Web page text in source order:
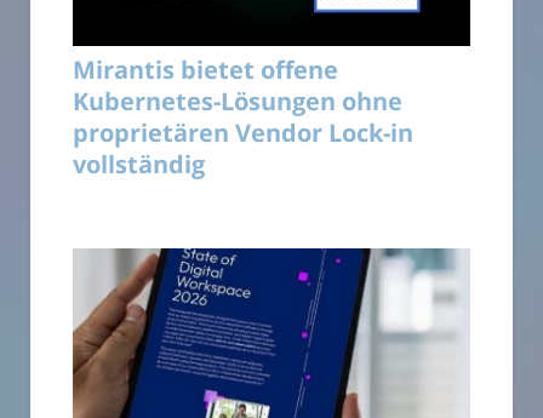
Mirantis bietet offene
Kubernetes-Lösungen ohne
proprietären Vendor Lock-in
vollständig